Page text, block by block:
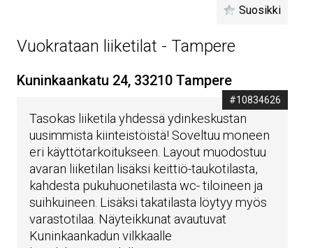
Suosikki
Vuokrataan liiketilat - Tampere
Kuninkaankatu 24, 33210 Tampere
#10834626
Tasokas liiketila yhdessä ydinkeskustan
uusimmista kiinteistöistä! Soveltuu moneen
eri käyttötarkoitukseen. Layout muodostuu
avaran liiketilan lisäksi keittiö-taukotilasta,
kahdesta pukuhuonetilasta wc- tiloineen ja
suihkuineen. Lisäksi takatilasta löytyy myös
varastotilaa. Näyteikkunat avautuvat
Kuninkaankadun vilkkaalle